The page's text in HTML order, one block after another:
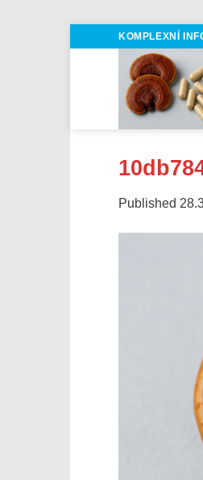
KOMPLEXNÍ
Published